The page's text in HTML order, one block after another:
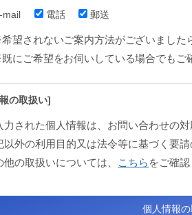
mail 電話 郵送
望されないご案内方法がございました
にご希望をお伺いしている場合でもご
の取扱い]
力された個人情報は、お問い合わせの
以外の利用目的又は法令等に基づく要
他の取扱いについては、
こちら をご確認